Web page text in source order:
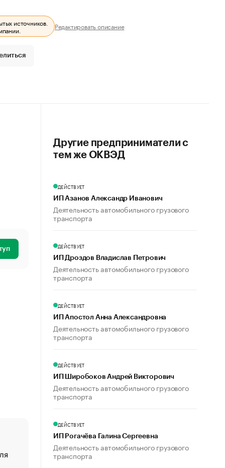
источников.
Редактировать описание
«От спорта тело стареет иначе». Как живет глава
создавшей GTA
Другие предприниматели с
тем же ОКВЭД
ДЕЙСТВУЕТ
ИП Азанов Александр Иванович
Деятельность автомобильного грузового
транспорта
ДЕЙСТВУЕТ
ИП Дроздов Владислав Петрович
Деятельность автомобильного грузового
транспорта
ДЕЙСТВУЕТ
ИП Апостол Анна Александровна
Деятельность автомобильного грузового
транспорта
ДЕЙСТВУЕТ
ИП Широбоков Андрей Викторович
Деятельность автомобильного грузового
транспорта
ДЕЙСТВУЕТ
ИП Рогачёва Галина Сергеевна
Деятельность автомобильного грузового
транспорта